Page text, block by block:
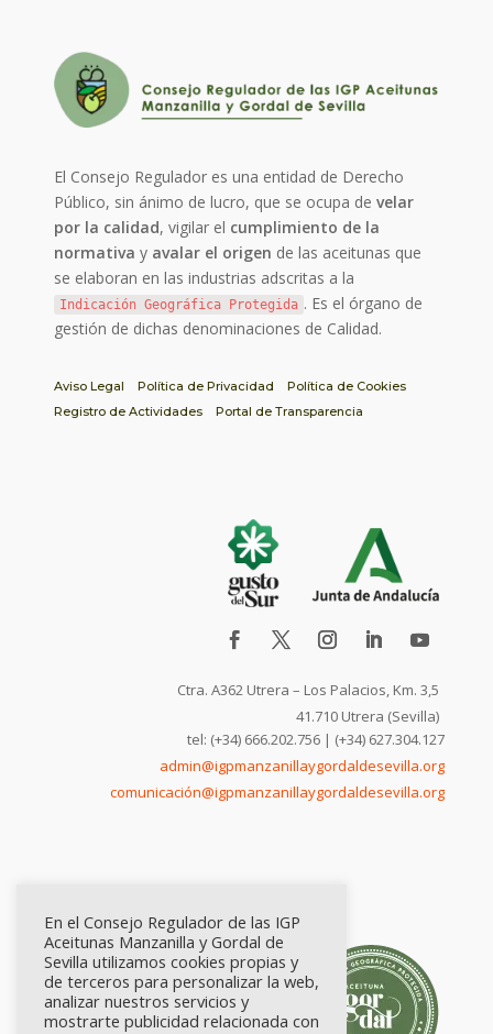
El Consejo Regulador es una entidad de Derecho
Público, sin ánimo de lucro, que se ocupa develar
por la calidad, vigilar el cumplimiento de la
normativa y avalar el origen de las aceitunas que
se elaboran en las industrias adscritas a la
Indicación Geográfica Protegida . Es el órgano de
gestión de dichas denominaciones de Calidad.
Aviso Legal Política de Privacidad
Política de Cookies
Registro de Actividades
Portal de Transparencia
Ctra. A362 Utrera – Los Palacios, Km. 3,5
41.710 Utrera (Sevilla)
tel: (+34) 666.202.756 | (+34) 627.304.127
admin@igpmanzanillaygordaldesevilla.org
comunicación@igpmanzanillaygordaldesevilla.org
En el Consejo Regulador de las IGP
Aceitunas Manzanilla y Gordal de
Sevilla utilizamos cookies propias y
de terceros para personalizar la web,
analizar nuestros servicios y
mostrarte publicidad relacionada con